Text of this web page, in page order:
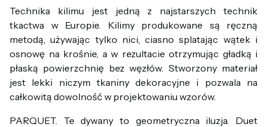
Technika kilimu jest jedną z najstarszych technik
tkactwa w Europie. Kilimy produkowane są ręczną
metodą, używając tylko nici, ciasno splatając wątek i
osnowę na krośnie, a w rezultacie otrzymując gładką i
płaską powierzchnię bez węzłów. Stworzony materiał
jest lekki niczym tkaniny dekoracyjne i pozwala na
całkowitą dowolność w projektowaniu wzorów.
PARQUET. Te dywany to geometryczna iluzja. Duet